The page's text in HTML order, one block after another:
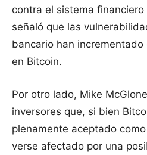
contra el sistema
señaló que las
bancario han
en Bitcoin.
Por otro lado, Mike
inversores que, si bien
plenamente aceptado como
verse afectado por una